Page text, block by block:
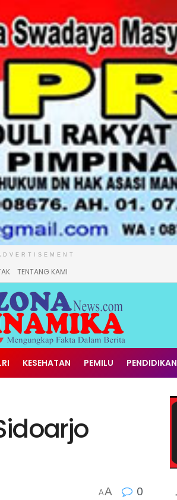
TENTANG KAMI
KESEHATAN PEMILU PENDIDIKAN
AA 0